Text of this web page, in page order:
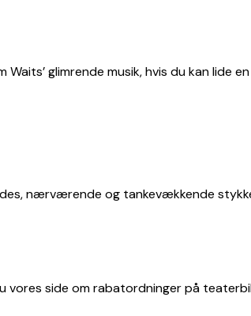
glimrende musik, hvis du kan lide
nærværende og tankevækkende
vores side om rabatordninger på